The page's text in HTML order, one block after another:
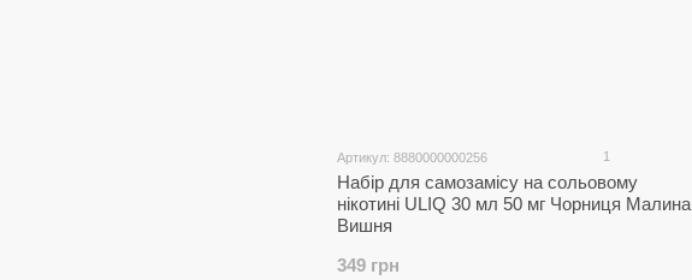
Артикул: 8880000000256 1
Набір для самозамісу на сольовому
нікотині ULIQ 30 мл 50 мг Чорниця Малина
Вишня
349 грн